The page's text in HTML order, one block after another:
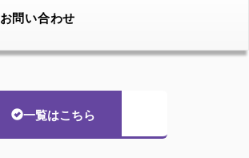
お問い合わせ
一覧はこちら